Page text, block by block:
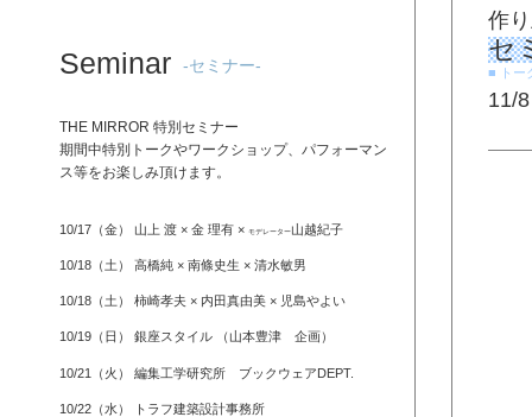
Seminar -セミナー-
THE MIRROR 特別セミナー
期間中特別トークやワークショップ、パフォーマン
ス等をお楽しみ頂けます。
10/17（金） 山上 渡 × 金 理有 × モデレーター山越紀子
10/18（土） 高橋純 × 南條史生 × 清水敏男
10/18（土） 柿崎孝夫 × 内田真由美 × 児島やよい
10/19（日） 銀座スタイル （山本豊津 企画）
10/21（火） 編集工学研究所 ブックウェアDEPT.
10/22（水） トラフ建築設計事務所
作
セ
■ トー
11/